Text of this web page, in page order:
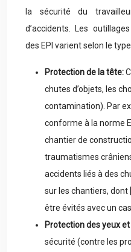
la sécurité du
d’accidents. Les
des EPI varient selon le
Protection de la tête:
chutes d’objets, les
contamination). Par
conforme à la norme
chantier de
traumatismes
accidents liés à des
sur les chantiers, dont
être évités avec un
Protection des yeux
sécurité (contre les